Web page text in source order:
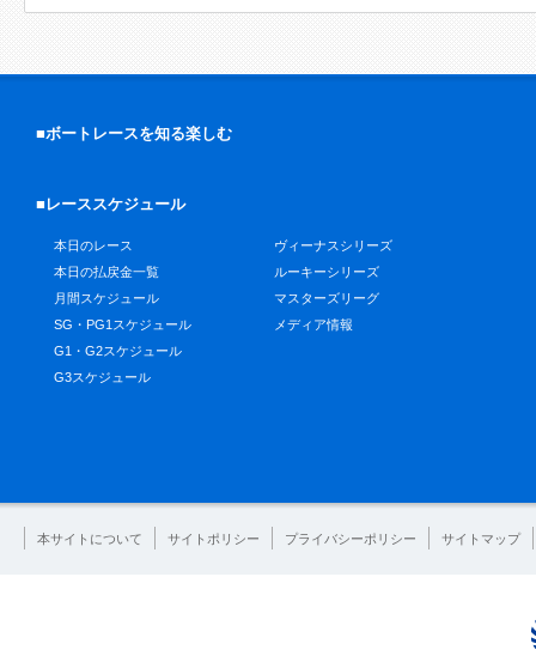
■ボートレースを知る楽しむ
■レーススケジュール
本日のレース
本日の払戻金一覧
月間スケジュール
SG・PG1スケジュール
G1・G2スケジュール
G3スケジュール
ヴィーナスシリーズ
ルーキーシリーズ
マスターズリーグ
メディア情報
本サイトについて サイトポリシー プライバシーポリシー サイトマップ